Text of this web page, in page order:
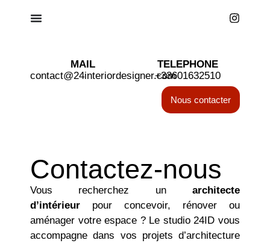
MAIL
contact@24interiordesigner.com
TELEPHONE
+33601632510
Nous contacter
Contactez-nous
Vous recherchez un architecte
d’intérieur pour concevoir, rénover ou
aménager votre espace ? Le studio 24ID vous
accompagne dans vos projets d’architecture